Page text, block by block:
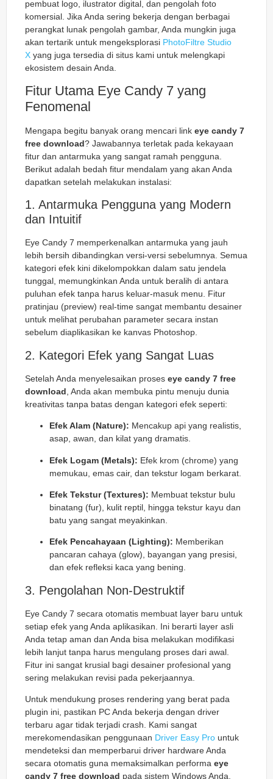
pembuat logo, ilustrator digital, dan pengolah foto
komersial. Jika Anda sering bekerja dengan berbagai
perangkat lunak pengolah gambar, Anda mungkin juga
akan tertarik untuk mengeksplorasi PhotoFiltre Studio
X yang juga tersedia di situs kami untuk melengkapi
ekosistem desain Anda.
Fitur Utama Eye Candy 7 yang
Fenomenal
Mengapa begitu banyak orang mencari link eye candy 7
free download? Jawabannya terletak pada kekayaan
fitur dan antarmuka yang sangat ramah pengguna.
Berikut adalah bedah fitur mendalam yang akan Anda
dapatkan setelah melakukan instalasi:
1. Antarmuka Pengguna yang Modern
dan Intuitif
Eye Candy 7 memperkenalkan antarmuka yang jauh
lebih bersih dibandingkan versi-versi sebelumnya. Semua
kategori efek kini dikelompokkan dalam satu jendela
tunggal, memungkinkan Anda untuk beralih di antara
puluhan efek tanpa harus keluar-masuk menu. Fitur
pratinjau (preview) real-time sangat membantu desainer
untuk melihat perubahan parameter secara instan
sebelum diaplikasikan ke kanvas Photoshop.
2. Kategori Efek yang Sangat Luas
Setelah Anda menyelesaikan proses eye candy 7 free
download , Anda akan membuka pintu menuju dunia
kreativitas tanpa batas dengan kategori efek seperti:
Efek Alam (Nature): Mencakup api yang realistis,
asap, awan, dan kilat yang dramatis.
Efek Logam (Metals): Efek krom (chrome) yang
memukau, emas cair, dan tekstur logam berkarat.
Efek Tekstur (Textures): Membuat tekstur bulu
binatang (fur), kulit reptil, hingga tekstur kayu dan
batu yang sangat meyakinkan.
Efek Pencahayaan (Lighting): Memberikan
pancaran cahaya (glow), bayangan yang presisi,
dan efek refleksi kaca yang bening.
3. Pengolahan Non-Destruktif
Eye Candy 7 secara otomatis membuat layer baru untuk
setiap efek yang Anda aplikasikan. Ini berarti layer asli
Anda tetap aman dan Anda bisa melakukan modifikasi
lebih lanjut tanpa harus mengulang proses dari awal.
Fitur ini sangat krusial bagi desainer profesional yang
sering melakukan revisi pada pekerjaannya.
Untuk mendukung proses rendering yang berat pada
plugin ini, pastikan PC Anda bekerja dengan driver
terbaru agar tidak terjadi crash . Kami sangat
merekomendasikan penggunaan Driver Easy Pro untuk
mendeteksi dan memperbarui driver hardware Anda
secara otomatis guna memaksimalkan performa eye
candy 7 free download pada sistem Windows Anda.